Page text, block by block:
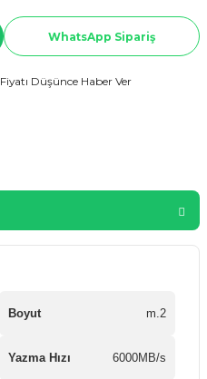
WhatsApp Sipariş
Fiyatı Düşünce Haber Ver
Boyut m.2
Yazma Hızı 6000MB/s